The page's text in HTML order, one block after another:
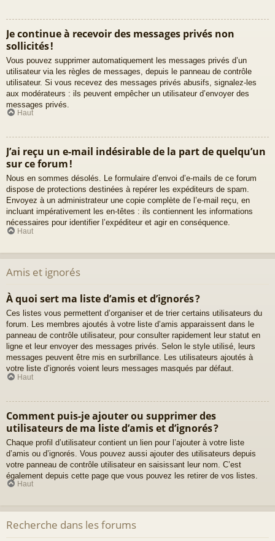
Je continue à recevoir des messages privés non
sollicités !
Vous pouvez supprimer automatiquement les messages privés d’un
utilisateur via les règles de messages, depuis le panneau de contrôle
utilisateur. Si vous recevez des messages privés abusifs, signalez-les
aux modérateurs : ils peuvent empêcher un utilisateur d’envoyer des
messages privés.
Haut
J’ai reçu un e-mail indésirable de la part de quelqu’un
sur ce forum !
Nous en sommes désolés. Le formulaire d’envoi d’e-mails de ce forum
dispose de protections destinées à repérer les expéditeurs de spam.
Envoyez à un administrateur une copie complète de l’e-mail reçu, en
incluant impérativement les en-têtes : ils contiennent les informations
nécessaires pour identifier l’expéditeur et agir en conséquence.
Haut
Amis et ignorés
À quoi sert ma liste d’amis et d’ignorés ?
Ces listes vous permettent d’organiser et de trier certains utilisateurs du
forum. Les membres ajoutés à votre liste d’amis apparaissent dans le
panneau de contrôle utilisateur, pour consulter rapidement leur statut en
ligne et leur envoyer des messages privés. Selon le style utilisé, leurs
messages peuvent être mis en surbrillance. Les utilisateurs ajoutés à
votre liste d’ignorés voient leurs messages masqués par défaut.
Haut
Comment puis-je ajouter ou supprimer des
utilisateurs de ma liste d’amis et d’ignorés ?
Chaque profil d’utilisateur contient un lien pour l’ajouter à votre liste
d’amis ou d’ignorés. Vous pouvez aussi ajouter des utilisateurs depuis
votre panneau de contrôle utilisateur en saisissant leur nom. C’est
également depuis cette page que vous pouvez les retirer de vos listes.
Haut
Recherche dans les forums